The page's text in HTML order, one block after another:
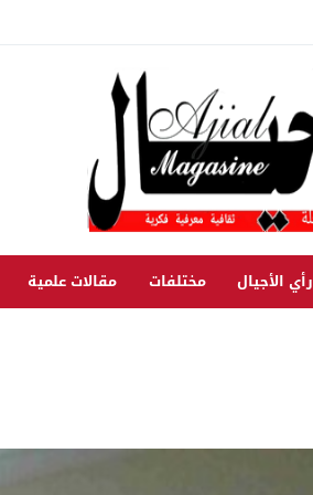
رأي الأجيال مختلفات مقالات علمية